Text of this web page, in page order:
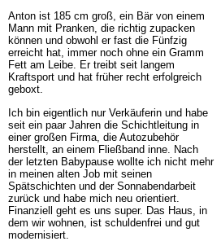
Anton ist 185 cm groß, ein Bär von einem
Mann mit Pranken, die richtig zupacken
können und obwohl er fast die Fünfzig
erreicht hat, immer noch ohne ein Gramm
Fett am Leibe. Er treibt seit langem
Kraftsport und hat früher recht erfolgreich
geboxt.
Ich bin eigentlich nur Verkäuferin und habe
seit ein paar Jahren die Schichtleitung in
einer großen Firma, die Autozubehör
herstellt, an einem Fließband inne. Nach
der letzten Babypause wollte ich nicht mehr
in meinen alten Job mit seinen
Spätschichten und der Sonnabendarbeit
zurück und habe mich neu orientiert.
Finanziell geht es uns super. Das Haus, in
dem wir wohnen, ist schuldenfrei und gut
modernisiert.